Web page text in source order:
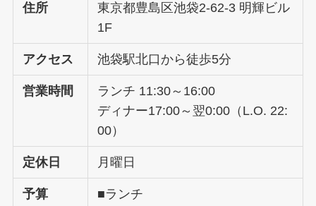
住所
東京都豊島区池袋2-62-3 明輝ビル
1F
アクセス 池袋駅北口から徒歩5分
営業時間
ランチ 11:30～16:00
ディナー17:00～翌0:00（L.O. 22:
00）
定休日 月曜日
予算
■ランチ